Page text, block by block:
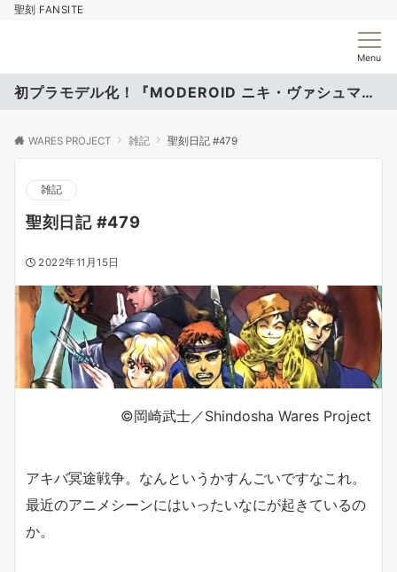
聖刻 FANSITE
Menu
初プラモデル化！『MODEROID ニキ・ヴァシュマール』
WARES PROJECT 雑記 聖刻日記 #479
雑記
聖刻日記 #479
2022年11月15日
©︎岡崎武士／Shindosha Wares Project
アキバ冥途戦争。なんというかすんごいですなこれ。
最近のアニメシーンにはいったいなにが起きているの
か。